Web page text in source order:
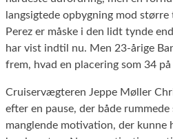
langsigtede opbygning mod
Perez er måske i den lidt tynde
har vist indtil nu. Men 23-årige
frem, hvad en placering som 34
Cruiservægteren Jeppe Møller
efter en pause, der både
manglende motivation, der kunne